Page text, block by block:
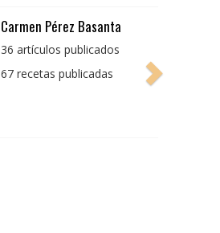
Pedro Manuel Collado
Cruz
producto bien tratado